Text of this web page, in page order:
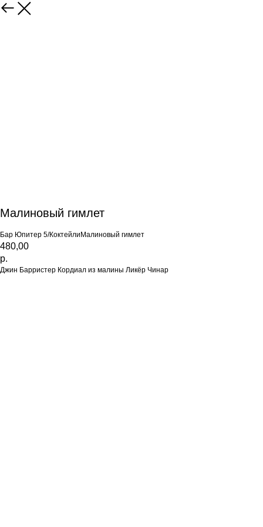
Малиновый гимлет
Бар Юпитер 5/КоктейлиМалиновый гимлет
480,00
р.
Джин Барристер Кордиал из малины Ликёр Чинар